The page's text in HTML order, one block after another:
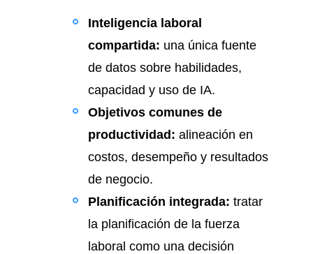
Inteligencia laboral
compartida: una única fuente
de datos sobre habilidades,
capacidad y uso de IA.
Objetivos comunes de
productividad: alineación en
costos, desempeño y resultados
de negocio.
Planificación integrada: tratar
la planificación de la fuerza
laboral como una decisión